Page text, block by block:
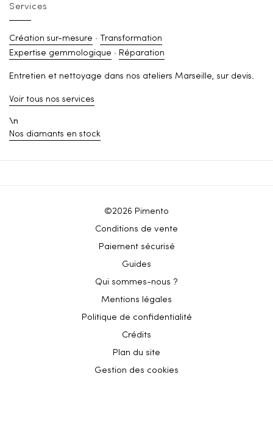
Services
Création sur-mesure · Transformation
Expertise gemmologique · Réparation
Entretien et nettoyage dans nos ateliers Marseille, sur devis.
Voir tous nos services
\n
Nos diamants en stock
©2026 Pimento
Conditions de vente
Paiement sécurisé
Guides
Qui sommes-nous ?
Mentions légales
Politique de confidentialité
Crédits
Plan du site
Gestion des cookies